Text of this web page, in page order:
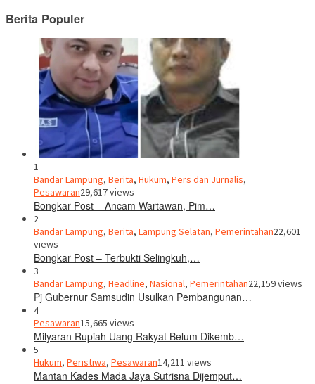
Berita Populer
1
Bandar Lampung, Berita, Hukum, Pers dan Jurnalis,
Pesawaran29,617 views
Bongkar Post – Ancam Wartawan, Pim…
2
Bandar Lampung, Berita, Lampung Selatan, Pemerintahan22,601
views
Bongkar Post – Terbukti Selingkuh,…
3
Bandar Lampung, Headline, Nasional, Pemerintahan22,159 views
Pj Gubernur Samsudin Usulkan Pembangunan…
4
Pesawaran15,665 views
Milyaran Rupiah Uang Rakyat Belum Dikemb…
5
Hukum, Peristiwa, Pesawaran14,211 views
Mantan Kades Mada Jaya Sutrisna Dijemput…